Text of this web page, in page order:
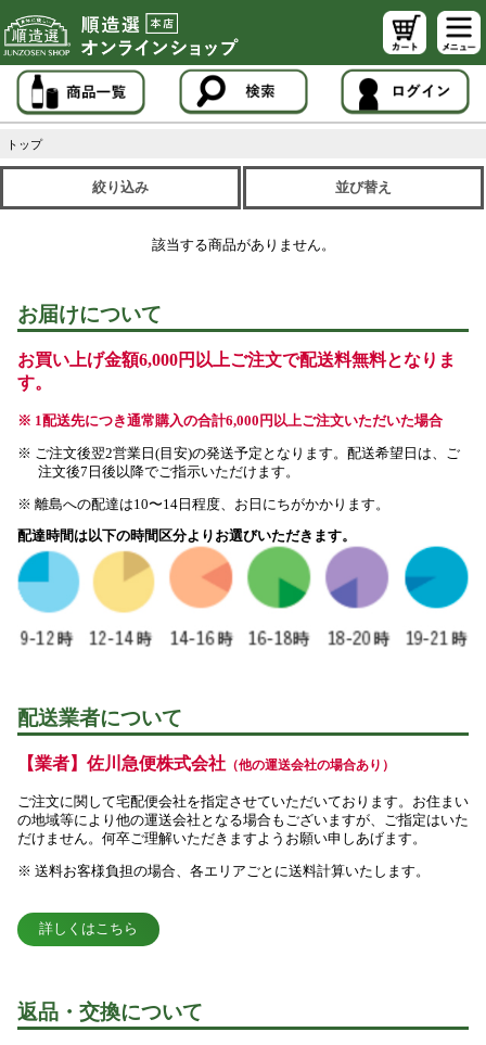
トップ
絞り込み 並び替え
該当する商品がありません。